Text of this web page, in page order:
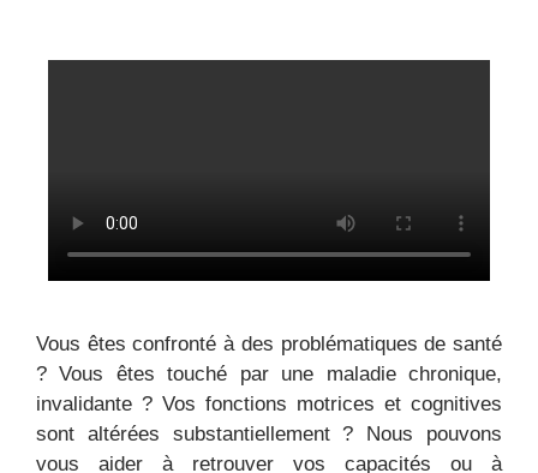
Vous êtes confronté à des problématiques de santé
? Vous êtes touché par une maladie chronique,
invalidante ? Vos fonctions motrices et cognitives
sont altérées substantiellement ? Nous pouvons
vous aider à retrouver vos capacités ou à